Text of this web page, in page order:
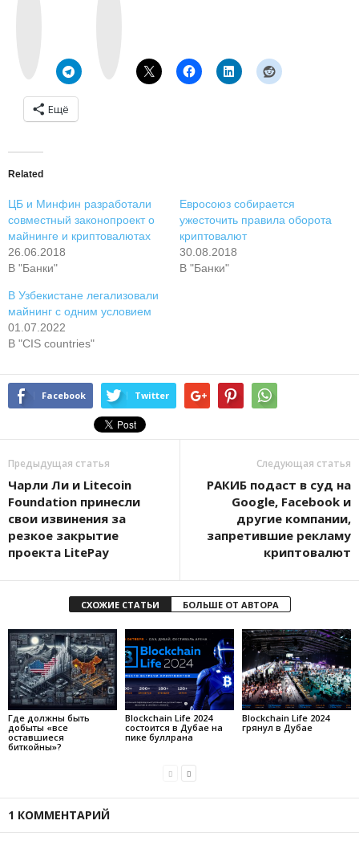
Ещё
Related
ЦБ и Минфин разработали
совместный законопроект о
майнинге и криптовалютах
26.06.2018
В "Банки"
Евросоюз собирается
ужесточить правила оборота
криптовалют
30.08.2018
В "Банки"
В Узбекистане легализовали
майнинг с одним условием
01.07.2022
В "CIS countries"
Facebook Twitter
Предыдущая статья
Чарли Ли и Litecoin
Foundation принесли
свои извинения за
резкое закрытие
проекта LitePay
Следующая статья
РАКИБ подаст в суд на
Google, Facebook и
другие компании,
запретившие рекламу
криптовалют
СХОЖИЕ СТАТЬИ БОЛЬШЕ ОТ АВТОРА
Где должны быть
добыты «все
оставшиеся
биткойны»?
Blockchain Life 2024
состоится в Дубае на
пике буллрана
Blockchain Life 2024
грянул в Дубае
1 КОММЕНТАРИЙ